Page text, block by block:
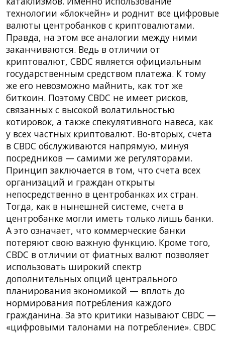
технологии «блокчейн» и роднит все цифровые
валюты центробанков с криптовалютами.
Правда, на этом все аналогии между ними
заканчиваются. Ведь в отличии от
криптовалют, CBDC является официальным
государственным средством платежа. К тому
же его невозможно майнить, как тот же
биткоин. Поэтому CBDC не имеет рисков,
связанных с высокой волатильностью
котировок, а также спекулятивного навеса, как
у всех частных криптовалют. Во-вторых, счета
в CBDC обслуживаются напрямую, минуя
посредников — самими же регуляторами.
Принцип заключается в том, что счета всех
организаций и граждан открыты
непосредственно в центробанках их стран.
Тогда, как в нынешней системе, счета в
центробанке могли иметь только лишь банки.
А это означает, что коммерческие банки
потеряют свою важную функцию. Кроме того,
CBDC в отличии от фиатных валют позволяет
использовать широкий спектр
дополнительных опций центрального
планирования экономикой — вплоть до
нормирования потребления каждого
гражданина. За это критики называют CBDC —
«цифровыми талонами на потребление». CBDC